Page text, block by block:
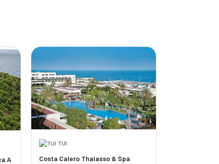
A
·TUI
Costa Calero Thalasso & Spa